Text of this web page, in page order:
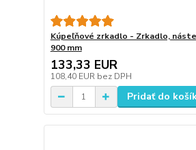
Kúpeľňové zrkadlo - Zrkadlo,
900 mm
133,33 EUR
108,40 EUR bez DPH
Pridať do